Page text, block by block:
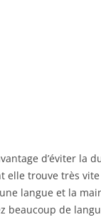
d’éviter la
elle trouve très
langue et la
beaucoup de